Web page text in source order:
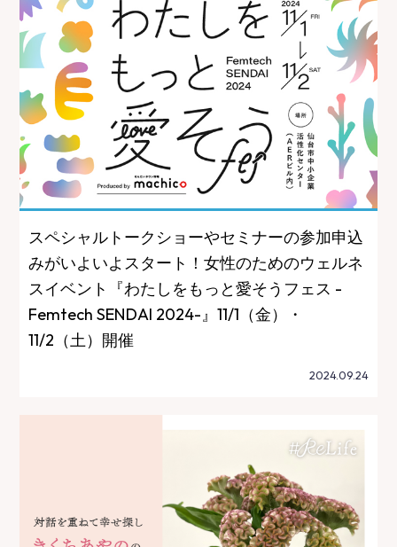
スペシャルトークショーやセミナーの参加申込
みがいよいよスタート！女性のためのウェルネ
スイベント『わたしをもっと愛そうフェス -
Femtech SENDAI 2024-』11/1（金）・
11/2（土）開催
2024.09.24